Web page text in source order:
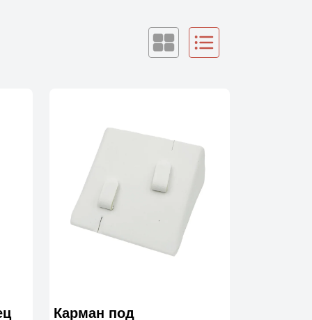
Карман под